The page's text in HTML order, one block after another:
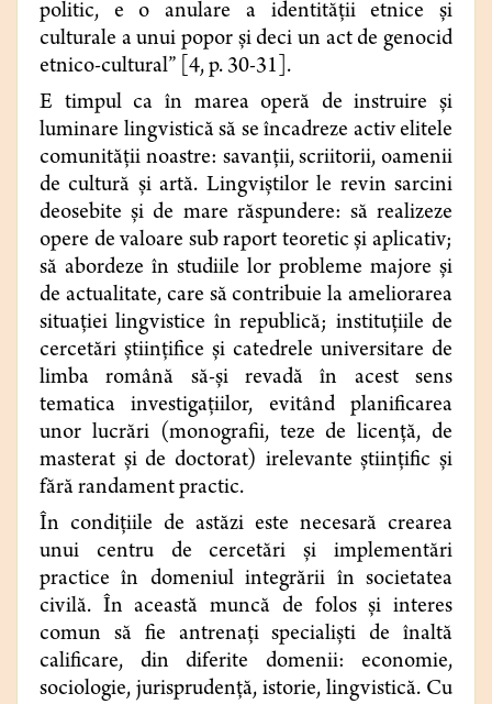
politic, e o anulare a identităţii etnice şi
culturale a unui popor şi deci un act de genocid
etnico-cultural” [4, p. 30-31].
E timpul ca în marea operă de instruire şi
luminare lingvistică să se încadreze activ elitele
comunităţii noastre: savanţii, scriitorii, oamenii
de cultură şi artă. Lingviştilor le revin sarcini
deosebite şi de mare răspundere: să realizeze
opere de valoare sub raport teoretic şi aplicativ;
să abordeze în studiile lor probleme majore şi
de actualitate, care să contribuie la ameliorarea
situaţiei lingvistice în republică; instituţiile de
cercetări ştiinţifice şi catedrele universitare de
limba română să-şi revadă în acest sens
tematica investigaţiilor, evitând planificarea
unor lucrări (monografii, teze de licenţă, de
masterat şi de doctorat) irelevante științific şi
fără randament practic.
În condiţiile de astăzi este necesară crearea
unui centru de cercetări şi implementări
practice în domeniul integrării în societatea
civilă. În această muncă de folos şi interes
comun să fie antrenaţi specialişti de înaltă
calificare, din diferite domenii: economie,
sociologie, jurisprudenţă, istorie, lingvistică. Cu